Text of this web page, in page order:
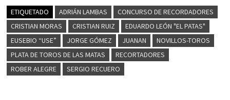
ETIQUETADO ADRIÁN LAMBAS
CONCURSO DE RECORDADORES
CRISTIAN MORAS
CRISTIAN RUIZ
EDUARDO LEÓN "EL PATAS"
EUSEBIO “USE”
JORGE GÓMEZ JUANAN
NOVILLOS-TOROS
PLATA DE TOROS DE LAS MATAS
RECORTADORES
ROBER ALEGRE
SERGIO RECUERO